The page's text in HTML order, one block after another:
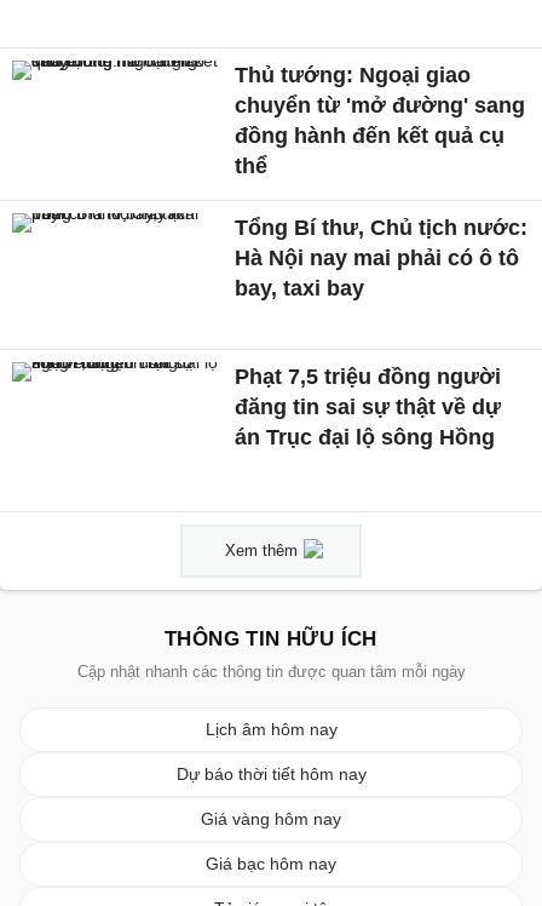
Thủ tướng: Ngoại giao
chuyển từ 'mở đường' sang
đồng hành đến kết quả cụ
thể
Tổng Bí thư, Chủ tịch nước:
Hà Nội nay mai phải có ô tô
bay, taxi bay
Phạt 7,5 triệu đồng người
đăng tin sai sự thật về dự
án Trục đại lộ sông Hồng
Xem thêm
THÔNG TIN HỮU ÍCH
Cập nhật nhanh các thông tin được quan tâm mỗi ngày
Lịch âm hôm nay
Dự báo thời tiết hôm nay
Giá vàng hôm nay
Giá bạc hôm nay